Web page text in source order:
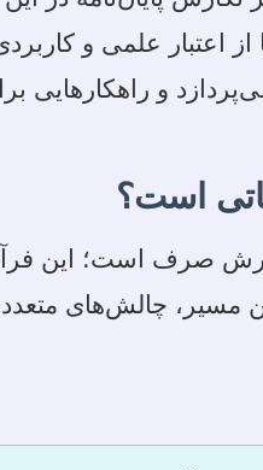
علمی و
و
است؟
صرف است؛ این
مسیر، چالش‌های